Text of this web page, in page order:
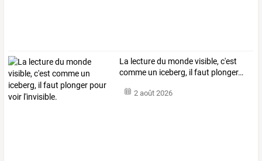
La lecturedu mondevisible, c'est
comme un iceberg, ilfaut plonger…
2 août 2026